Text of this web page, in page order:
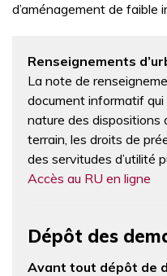
d’aménagement de faible
Renseignements
La note de
document informatif qui
nature des dispositions
terrain, les droits de
des servitudes d’utilité
Accès au RU en ligne
Dépôt des
Avant tout dépôt de